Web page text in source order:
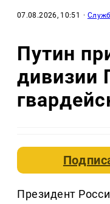
07.08.2026, 10:51 ·
Путин
дивизии
Президент